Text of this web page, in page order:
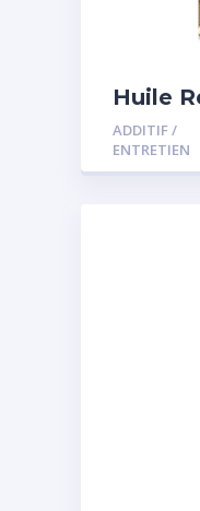
Huile
Moteur
ADDITIF /
ENTRETIEN